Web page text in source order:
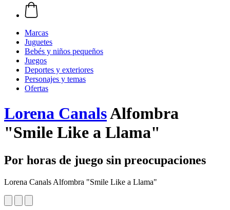
Marcas
Juguetes
Bebés y niños pequeños
Juegos
Deportes y exteriores
Personajes y temas
Ofertas
Lorena CanalsAlfombra
"Smile Like a Llama"
Por horas de juego sin preocupaciones
Lorena Canals Alfombra "Smile Like a Llama"